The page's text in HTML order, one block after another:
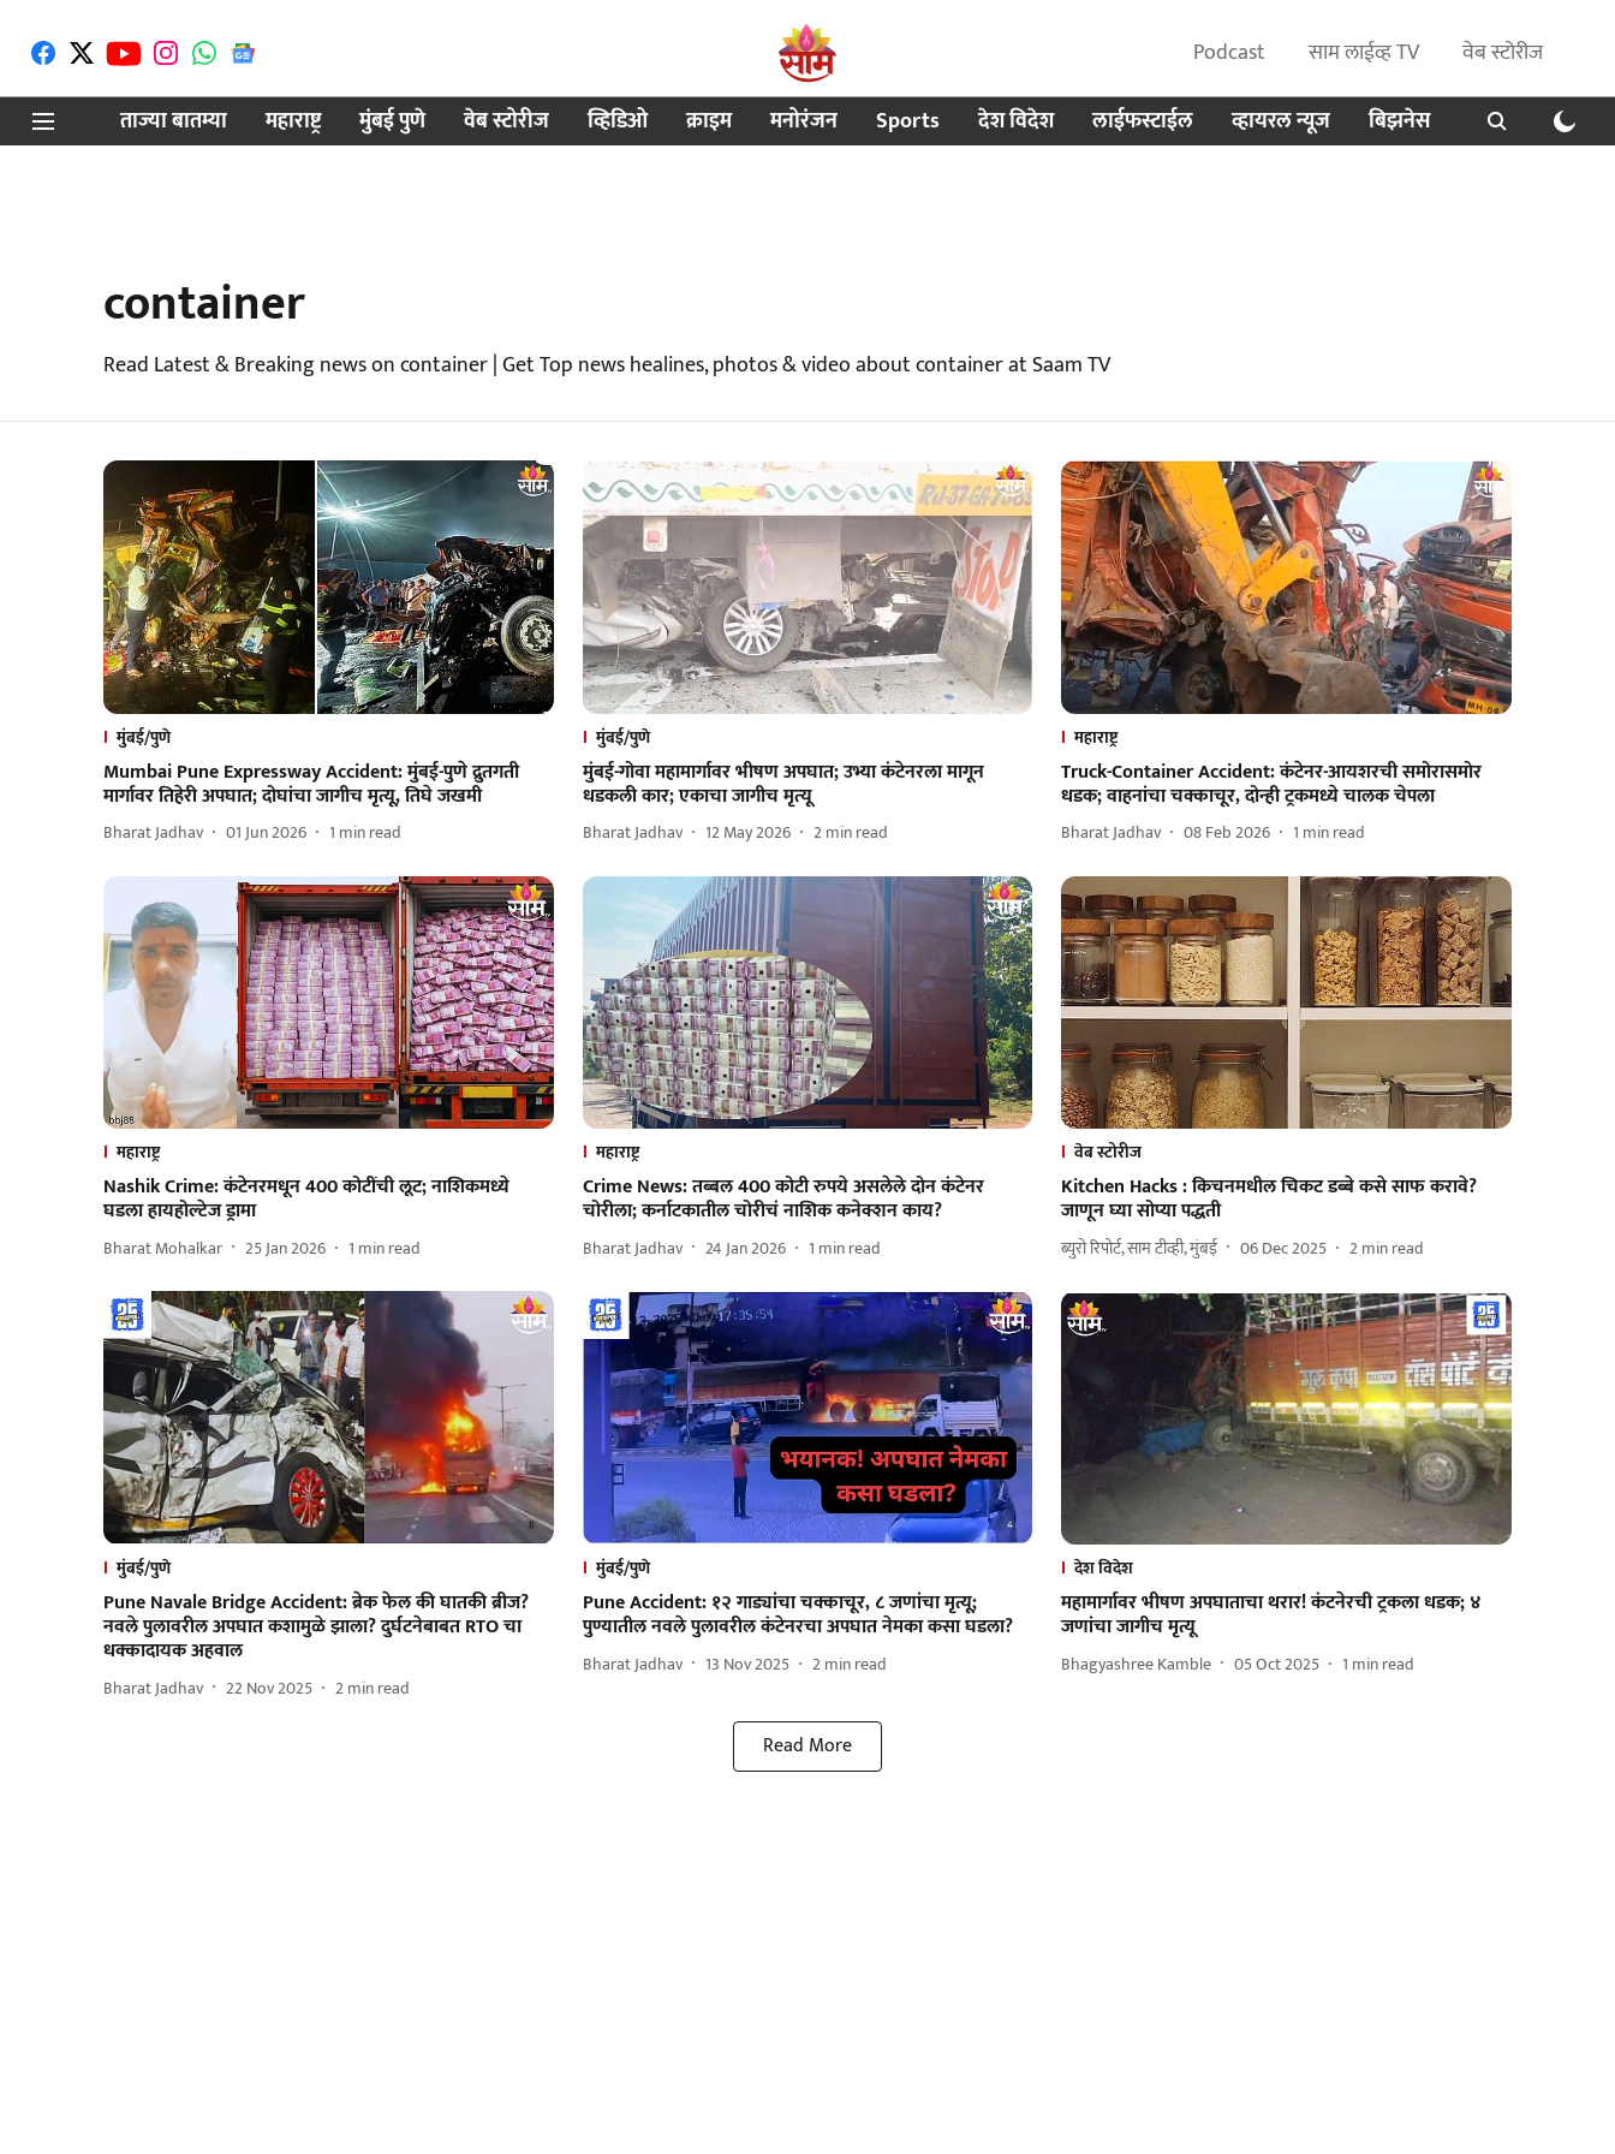
Podcast साम लाईव्ह TV
वेब स्टोरीज
ताज्या बातम्या
महाराष्ट्र मुंबई पुणे वेब स्टोरीज व्हिडिओ क्राइम मनोरंजन Sports देश विदेश लाईफस्टाईल व्हायरल न्यूज बिझनेस
container
Read Latest & Breaking news on container | Get Top news healines, photos & video about container at Saam TV
मुंबई/पुणे
Mumbai Pune Expressway Accident: मुंबई-पुणे द्रुतगती
मार्गावर तिहेरी अपघात; दोघांचा जागीच मृत्यू, तिघे जखमी
Bharat Jadhav 01 Jun 2026 1 min read
मुंबई/पुणे
मुंबई-गोवा महामार्गावर भीषण अपघात; उभ्या कंटेनरला मागून
धडकली कार; एकाचा जागीच मृत्‍यू
Bharat Jadhav 12 May 2026 2min read
महाराष्ट्र
Truck-Container Accident: कंटेनर-आयशरची समोरासमोर
धडक; वाहनांचा चक्काचूर, दोन्ही ट्रकमध्ये चालक चेपला
Bharat Jadhav 08 Feb 2026 1 min read
महाराष्ट्र
Nashik Crime: कंटेनरमधून 400 कोटींची लूट; नाशिकमध्ये
घडला हायहोल्टेज ड्रामा
Bharat Mohalkar 25 Jan 2026 1 min read
महाराष्ट्र
Crime News: तब्बल 400 कोटी रुपये असलेले दोन कंटेनर
चोरीला; कर्नाटकातील चोरीचं नाशिक कनेक्शन काय?
Bharat Jadhav 24 Jan 2026 1 min read
वेब स्टोरीज
Kitchen Hacks : किचनमधील चिकट डब्बे कसे साफ करावे?
जाणून घ्या सोप्या पद्धती
ब्युरो रिपोर्ट, साम टीव्ही, मुंबई 06 Dec 2025 2min read
मुंबई/पुणे
Pune Navale Bridge Accident: ब्रेक फेल की घातकी ब्रीज?
नवले पुलावरील अपघात कशामुळे झाला? दुर्घटनेबाबत RTO चा
धक्कादायक अहवाल
Bharat Jadhav 22 Nov 2025 2min read
मुंबई/पुणे
Pune Accident: १२ गाड्यांचा चक्काचूर, ८ जणांचा मृत्यू;
पुण्यातील नवले पुलावरील कंटेनरचा अपघात नेमका कसा घडला?
Bharat Jadhav 13 Nov 2025 2min read
देश विदेश
महामार्गावर भीषण अपघाताचा थरार! कंटनेरची ट्रकला धडक; ४
जणांचा जागीच मृत्यू
Bhagyashree Kamble 05 Oct 2025 1 min read
Read More